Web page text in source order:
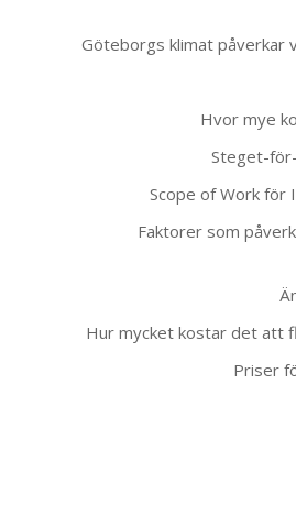
Göteborgs klimat påverkar
Hvor mye
Steget-
Scope of Work för
Faktorer som
Hur mycket kostar det att
Priser